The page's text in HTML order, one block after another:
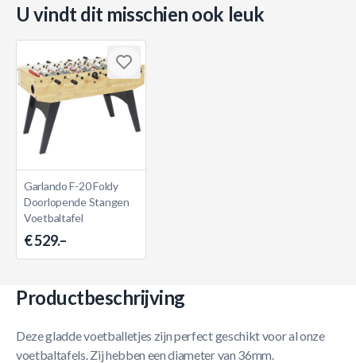
U vindt dit misschien ook leuk
Garlando F-20 Foldy
Doorlopende Stangen
Voetbaltafel
€ 529.–
Productbeschrijving
Deze gladde voetballetjes zijn perfect geschikt voor al onze
voetbaltafels. Zij hebben een diameter van 36mm.